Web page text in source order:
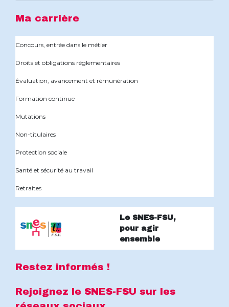
Ma carrière
Concours, entrée dans le métier
Droits et obligations réglementaires
Évaluation, avancement et rémunération
Formation continue
Mutations
Non-titulaires
Protection sociale
Santé et sécurité au travail
Retraites
Le SNES-FSU,
pour agir
ensemble
Restez informés !
Rejoignez le SNES-FSU sur les